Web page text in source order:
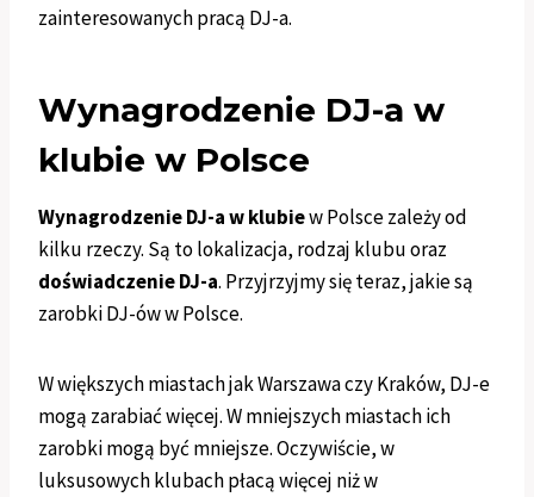
zainteresowanych pracą DJ-a.
Wynagrodzenie DJ-a w
klubie w Polsce
Wynagrodzenie DJ-a w klubiew Polsce zależy od
kilku rzeczy. Są to lokalizacja, rodzaj klubu oraz
doświadczenie DJ-a. Przyjrzyjmy się teraz, jakie są
zarobki DJ-ów w Polsce.
W większych miastach jak Warszawa czy Kraków, DJ-e
mogą zarabiać więcej. W mniejszych miastach ich
zarobki mogą być mniejsze. Oczywiście, w
luksusowych klubach płacą więcej niż w